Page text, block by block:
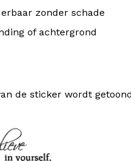
zonder schade
of achtergrond
de sticker wordt